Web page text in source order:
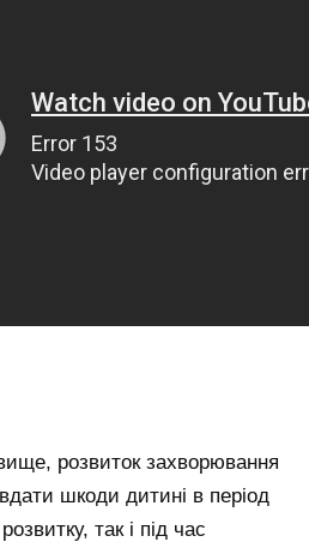
розвиток захворювання
шкоди дитині в період
так і під час